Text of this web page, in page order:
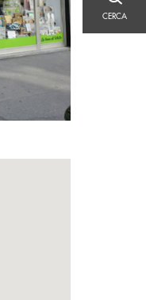
CERCA
CERCA